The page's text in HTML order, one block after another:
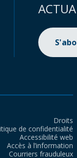
Droits
de confidentialité
Accessibilité web
Accès à l’information
Courriers frauduleux